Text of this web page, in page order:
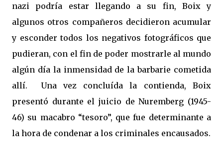
nazi podría estar llegando a su fin, Boix y
algunos otros compañeros decidieron acumular
y esconder todos los negativos fotográficos que
pudieran, con el fin de poder mostrarle al mundo
algún día la inmensidad de la barbarie cometida
allí.
Una vez concluída la contienda, Boix
presentó durante el juicio de Nuremberg (1945-
46) su macabro “tesoro”, que fue determinante a
la hora de condenar a los criminales encausados.